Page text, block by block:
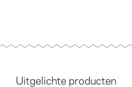
Uitgelichte producten